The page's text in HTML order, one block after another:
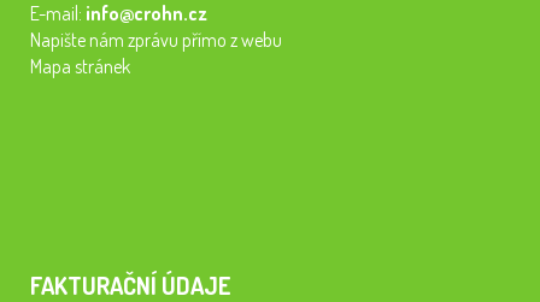
E-mail: info@crohn.cz
Napište nám zprávu přímo z webu
Mapa stránek
FAKTURAČNÍ ÚDAJE